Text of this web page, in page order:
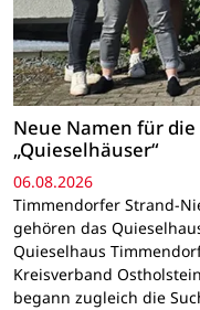
Neue Namen für
„Quieselhäuser“
06.08.2026
Timmendorfer Strand-
gehören das
Quieselhaus
Kreisverband
begann zugleich die